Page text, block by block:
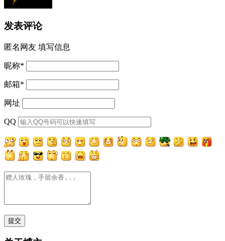
发表评论
匿名网友 填写信息
昵称*
邮箱*
网址
QQ